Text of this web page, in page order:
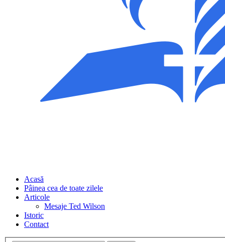
Acasă
Pâinea cea de toate zilele
Articole
Mesaje Ted Wilson
Istoric
Contact